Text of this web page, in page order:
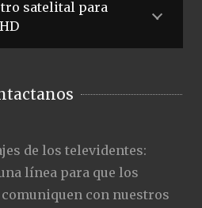
satelital para
de los televidentes:
línea para que los
con nuestros